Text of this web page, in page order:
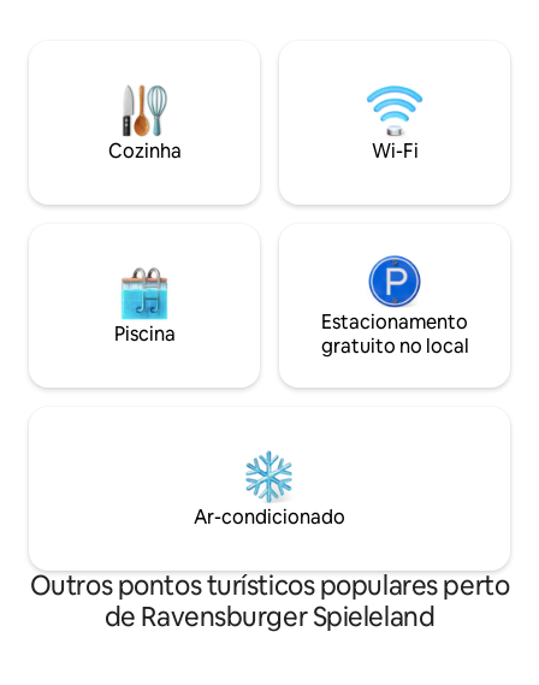
Rorschach,
encontrará uma
compras e
gostos.
Cozinha Wi-Fi
Piscina
Estacionamento
gratuito no local
Ar-condicionado
Outros pontos turísticos populares perto
de Ravensburger Spieleland